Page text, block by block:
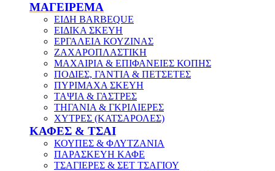
ΜΑΓΕΙΡΕΜΑ
ΕΙΔΗ BARBEQUE
ΕΙΔΙΚΑ ΣΚΕΥΗ
ΕΡΓΑΛΕΙΑ ΚΟΥΖΙΝΑΣ
ΖΑΧΑΡΟΠΛΑΣΤΙΚΗ
ΜΑΧΑΙΡΙΑ & ΕΠΙΦΑΝΕΙΕΣ ΚΟΠΗΣ
ΠΟΔΙΕΣ, ΓΑΝΤΙΑ & ΠΕΤΣΕΤΕΣ
ΠΥΡΙΜΑΧΑ ΣΚΕΥΗ
ΤΑΨΙΑ & ΓΑΣΤΡΕΣ
ΤΗΓΑΝΙΑ & ΓΚΡΙΛΙΕΡΕΣ
ΧΥΤΡΕΣ (ΚΑΤΣΑΡΟΛΕΣ)
ΚΑΦΕΣ & ΤΣΑΙ
ΚΟΥΠΕΣ & ΦΛΥΤΖΑΝΙΑ
ΠΑΡΑΣΚΕΥΗ ΚΑΦΕ
ΤΣΑΓΙΕΡΕΣ & ΣΕΤ ΤΣΑΓΙΟΥ